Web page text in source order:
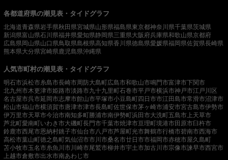
各都道府県の潮見表・タイドグラフ
北海道青森県岩手県秋田県宮城県山形県福島県東京都神奈川県千葉県茨城県
新潟県富山県石川県福井県愛知県静岡県三重県大阪府兵庫県和歌山県京都府
広島県岡山県山口県鳥取県島根県高知県香川県徳島県愛媛県福岡県佐賀県長崎県
熊本県大分県宮崎県 鹿児島県沖縄県
人気市町村の潮見表・タイドグラフ
明石市浜松市糸島市長崎市周防大島町広島市和歌山市鳴門市富津市下関市
北九州市木更津市姫路市淡路市九十九里町石巻市平戸市横浜市神戸市江戸川区
名古屋市呉市延岡市志摩市館山市平塚市小豆島町四日市市江田島市常滑市沼津市
松山市福山市横須賀市唐津市津市長島町佐世保市茅ヶ崎市浦安市宮古島市伊勢市
伊万里市天草市今治市南知多町勝浦市南伊勢町浜田市大洗町五島市 上天草市
芦北町愛南町いわき市大磯町長門市千葉市焼津市亘理町境港市田原市臼杵市
鈴鹿市西尾市恩納村銚子市仙台市八戸市芦屋町光市舞鶴市行橋市碧南市西海市
高松市葉山町徳之島町気仙沼市市川市桑名市廿日市市福岡市赤穂市屋久島町
苫小牧市玉名市糸魚川市 川崎市尾鷲市柳井市宇土市加古川市宗像市諫早市西宮市
上越市倉敷市出水市南あわじ市